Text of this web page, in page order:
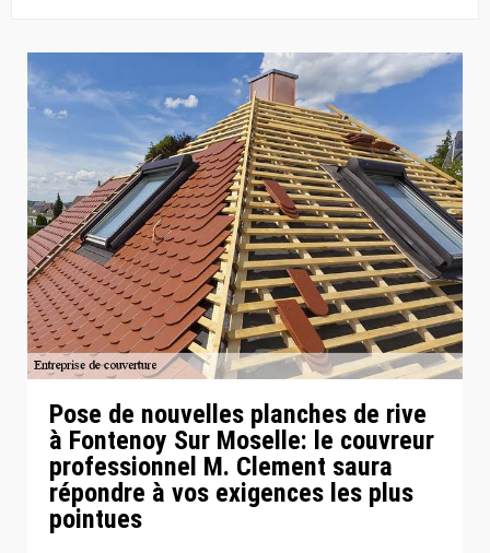
Pose de nouvelles planches de rive
à Fontenoy Sur Moselle: le couvreur
professionnel M. Clement saura
répondre à vos exigences les plus
pointues